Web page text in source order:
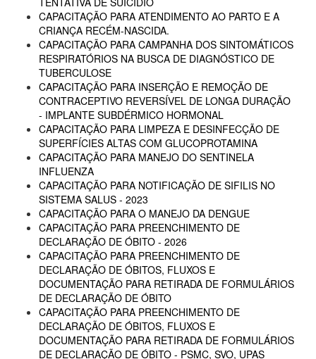
CAPACITAÇÃO PARA ATENDIMENTO AO PARTO E A
CRIANÇA RECÉM-NASCIDA.
CAPACITAÇÃO PARA CAMPANHA DOS SINTOMÁTICOS
RESPIRATÓRIOS NA BUSCA DE DIAGNÓSTICO DE
TUBERCULOSE
CAPACITAÇÃO PARA INSERÇÃO E REMOÇÃO DE
CONTRACEPTIVO REVERSÍVEL DE LONGA DURAÇÃO
- IMPLANTE SUBDÉRMICO HORMONAL
CAPACITAÇÃO PARA LIMPEZA E DESINFECÇÃO DE
SUPERFÍCIES ALTAS COM GLUCOPROTAMINA
CAPACITAÇÃO PARA MANEJO DO SENTINELA
INFLUENZA
CAPACITAÇÃO PARA NOTIFICAÇÃO DE SIFILIS NO
SISTEMA SALUS - 2023
CAPACITAÇÃO PARA O MANEJO DA DENGUE
CAPACITAÇÃO PARA PREENCHIMENTO DE
DECLARAÇÃO DE ÓBITO - 2026
CAPACITAÇÃO PARA PREENCHIMENTO DE
DECLARAÇÃO DE ÓBITOS, FLUXOS E
DOCUMENTAÇÃO PARA RETIRADA DE FORMULÁRIOS
DE DECLARAÇÃO DE ÓBITO
CAPACITAÇÃO PARA PREENCHIMENTO DE
DECLARAÇÃO DE ÓBITOS, FLUXOS E
DOCUMENTAÇÃO PARA RETIRADA DE FORMULÁRIOS
DE DECLARAÇÃO DE ÓBITO - PSMC, SVO, UPAS